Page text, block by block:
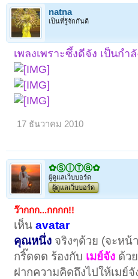
natna
เป็นที่รู้จักกันดี
เพลงเพราะซึ้งดีจัง เป็นกำ
17 ธันวาคม 2010
✿ⓈⓘⓉⓐ✿
ผู้ดูแลเว็บบอร์ด
ผู้ดูแลเว็บบอร์ด
ว๊ากกก...กกกก!!
เห็นavatar
คุณหนึ่ง จริงๆด้วย (จะหน้
กริ๊ดดด ร้องกับ เมย์จัง ด้ว
ฝากความคิดถึงไปให้เมย์